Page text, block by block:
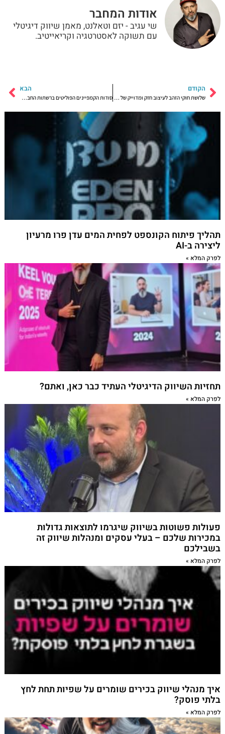
אודות המחבר
שי עגיב - יזם וטאלנט, מאמן שיווק דיגיטלי
עם תשוקה לאסטרטגיה וקריאייטיב.
הקודם
שלושת חוקי הזהב לעיצוב חזק ומדוייק של דף הבית או דף הנחיתה
הבא
סודות הקמפיינים הפוליטים ברשתות החברתיות והמדיה של הפוליטיקאים
תהליך פיתוח הקונספט לפחית המים עדן פרו מרעיון
ליצירה ב-AI
לפרק המלא »
תחזיות השיווק הדיגיטלי העתיד כבר כאן, ואתם?
לפרק המלא »
פעולות פשוטות בשיווק שיגרמו לתוצאות גדולות
במכירות שלכם – בעלי עסקים ומנהלות שיווק זה
בשבילכם
לפרק המלא »
איך מנהלי שיווק בכירים שומרים על שפיות תחת לחץ
בלתי פוסק?
לפרק המלא »